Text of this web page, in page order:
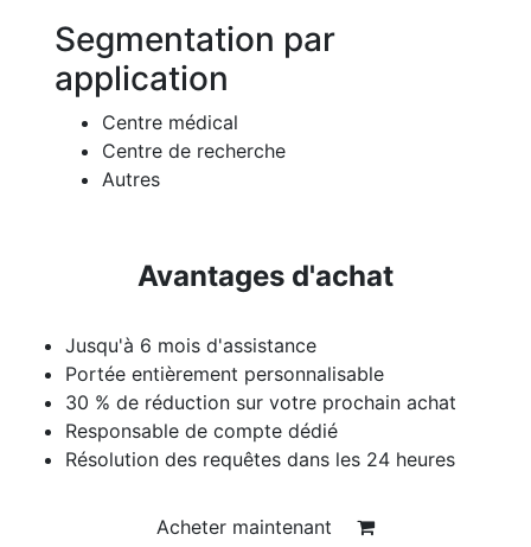
Segmentation par
application
Centre médical
Centre de recherche
Autres
Avantages d'achat
Jusqu'à 6 mois d'assistance
Portée entièrement personnalisable
30 % de réduction sur votre prochain achat
Responsable de compte dédié
Résolution des requêtes dans les 24 heures
Acheter maintenant